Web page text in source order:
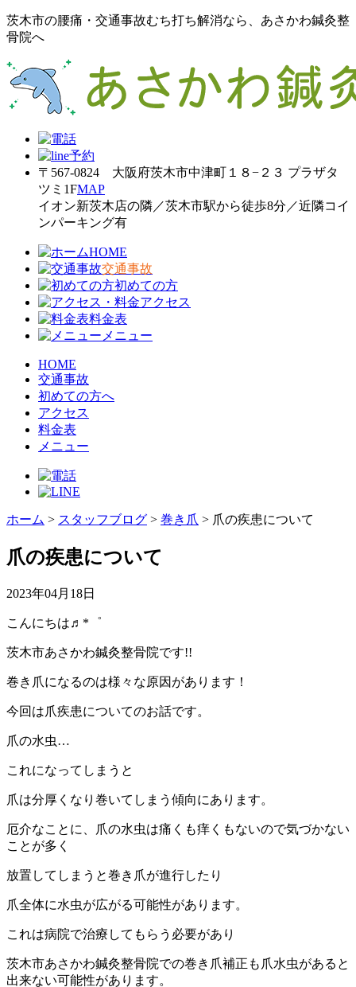
茨木市の腰痛・交通事故むち打ち解消なら、あさかわ鍼灸整
骨院へ
〒567-0824 大阪府茨木市中津町１８−２３ プラザタ
ツミ1FMAP
イオン新茨木店の隣／茨木市駅から徒歩8分／近隣コイ
ンパーキング有
HOME
交通事故
初めての方
アクセス
料金表
メニュー
HOME
交通事故
初めての方へ
アクセス
料金表
メニュー
ホーム > スタッフブログ > 巻き爪 > 爪の疾患について
爪の疾患について
2023年04月18日
こんにちは♬*゜
茨木市あさかわ鍼灸整骨院です!!
巻き爪になるのは様々な原因があります！
今回は爪疾患についてのお話です。
爪の水虫…
これになってしまうと
爪は分厚くなり巻いてしまう傾向にあります。
厄介なことに、爪の水虫は痛くも痒くもないので気づかない
ことが多く
放置してしまうと巻き爪が進行したり
爪全体に水虫が広がる可能性があります。
これは病院で治療してもらう必要があり
茨木市あさかわ鍼灸整骨院での巻き爪補正も爪水虫があると
出来ない可能性があります。